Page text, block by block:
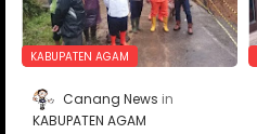
KABUPATEN AGAM
Canang News
KABUPATEN AGAM